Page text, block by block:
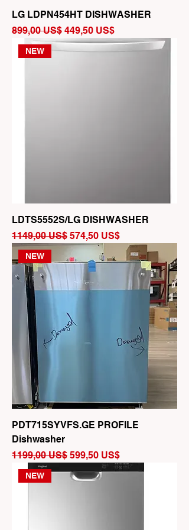
LG LDPN454HT DISHWASHER
Precio
899,00 US$ Precio de oferta
449,50 US$
NEW
LDTS5552S/LG DISHWASHER
Precio
1149,00 US$ Precio de oferta
574,50 US$
NEW
PDT715SYVFS.GE PROFILE
Dishwasher
Precio
1199,00 US$ Precio de oferta
599,50 US$
NEW